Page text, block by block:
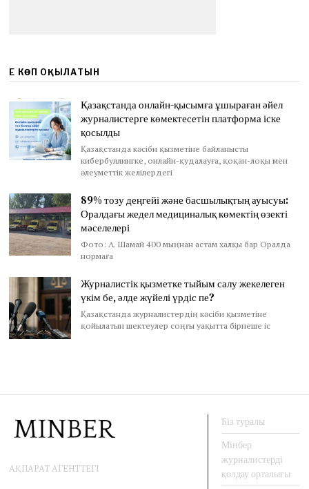
ЕҢ КӨП ОҚЫЛАТЫН
Қазақстанда онлайн-қысымға ұшыраған әйел
журналистерге көмектесетін платформа іске
қосылды
Қазақстанда кәсіби қызметіне байланысты
кибербуллингке, онлайн-қудалауға, қоқан-лоқы мен
әлеуметтік желілердегі
89% тозу деңгейі және басшылықтың ауысуы:
Оралдағы жедел медициналық көмектің өзекті
мәселелері
Фото: А. Шамай 400 мыңнан астам халқы бар Оралда
нормаға
Журналистік қызметке тыйым салу жекелеген
үкім бе, әлде жүйелі үрдіс пе?
Қазақстанда журналистердің кәсіби қызметіне
қойылатын шектеулер соңғы уақытта бірнеше іс
АҚПАРАТ АГЕНТТЕГІ
Біз туралы
Мінбер
журналистерді
қолдау орталығы